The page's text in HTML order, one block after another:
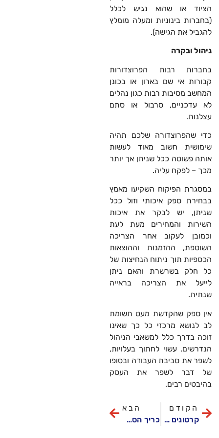
הציוד או שהוא נגיש לכלל
(בחברות בינוניות ומעלה מומלץ
להגביל את הגישה).
ניהול ובקרה
בחברות רבות הפרוצדורות
קבורות אי שם בארון או בכונן
המחשב מסיבות רבות כגון נהלים
לא עדכניים, סרבול או סתם
עצלנות.
כדי שהפרוצדורה שלכם תהיה
שימושית חשוב מאוד לעשות
אותה פשוטה ככל שניתן אך יותר
מכך – לפקח עליה.
במסגרת הפיקוח השקיעו מאמץ
בבחירת ספק איכותי וזול ככל
שניתן, יש לבקר את איכות
השירות והמחירים מעת לעת
וכמובן לעקוב אחר הצריכה
השוטפת, ההזמנות וההוצאות
הכספיות תוך ניתוח הנחיצות של
כל חלק בשרשרת והאם ניתן
לייעל את הצריכה בראייה
שנתית.
אין ספק שהקדשת מעט תשומת
לב לנושא מרכזי כל כך שאינו
זוכה בדרך כלל למשאבי הניהול
הנדרשים, עשוי לחתוך בעלויות,
לשפר את סביבת העבודה ובסופו
של דבר לשפר את העסק
בהיבטים רבים.
הקודם
קרטונים להמונים – על ההבדל בין סוגי קרטונים ומה מתאים לכם
הבא
כריך הסלופי ג׳ו – כריך בשר טחון אמריקאי